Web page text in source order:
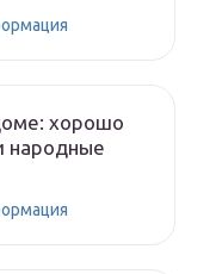
хорошо
народные